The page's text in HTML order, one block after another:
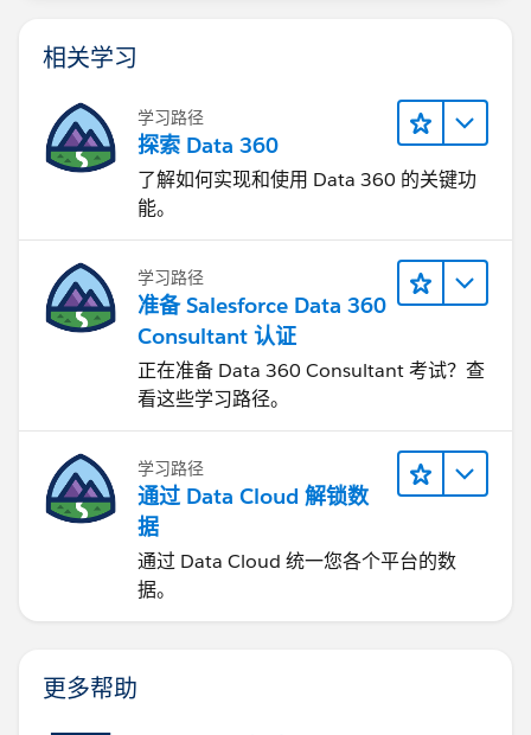
相关学习
学习路径
探索 Data 360
了解如何实现和使用 Data 360 的关键功
能。
学习路径
准备 Salesforce Data 360
Consultant 认证
正在准备 Data 360 Consultant 考试？查
看这些学习路径。
学习路径
通过 Data Cloud 解锁数
据
通过 Data Cloud 统一您各个平台的数
据。
更多帮助